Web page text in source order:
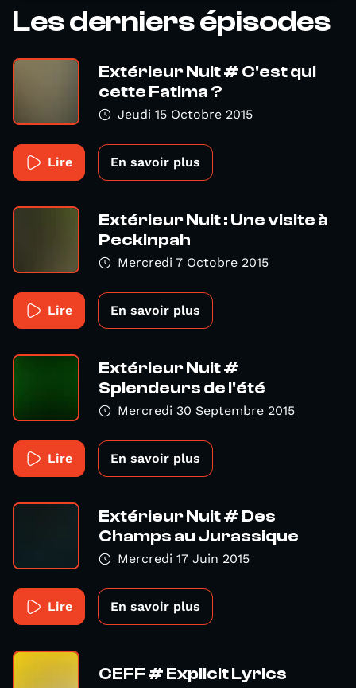
Les derniers épisodes
Extérieur Nuit # C'est qui
cette Fatima ?
Jeudi 15 Octobre 2015
Lire En savoir plus
Extérieur Nuit : Une visite à
Peckinpah
Mercredi 7 Octobre 2015
Lire En savoir plus
Extérieur Nuit #
Splendeurs de l'été
Mercredi 30 Septembre 2015
Lire En savoir plus
Extérieur Nuit # Des
Champs au Jurassique
Mercredi 17 Juin 2015
Lire En savoir plus
CEFF # Explicit Lyrics